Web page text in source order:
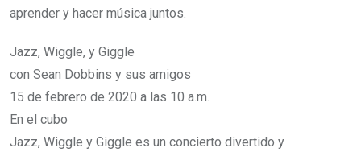
aprender y hacer música juntos.
Jazz, Wiggle, y Giggle
con Sean Dobbins y sus amigos
15 de febrero de 2020 a las 10 a.m.
En el cubo
Jazz, Wiggle y Giggle es un concierto divertido y